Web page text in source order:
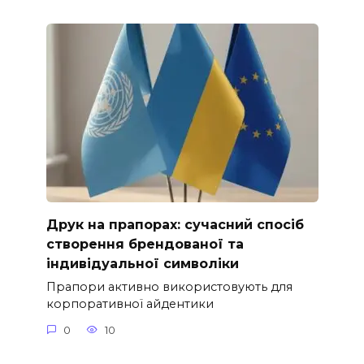
Друк на прапорах: сучасний спосіб
створення брендованої та
індивідуальної символіки
Прапори активно використовують для
корпоративної айдентики
0 10